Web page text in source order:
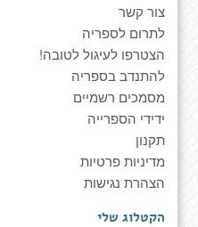
צור קשר
לתרום לספריה
הצטרפו לעיגול לטובה!
להתנדב בספריה
מסמכים רשמיים
ידידי הספרייה
תקנון
מדיניות פרטיות
הצהרת נגישות
הקטלוג שלי